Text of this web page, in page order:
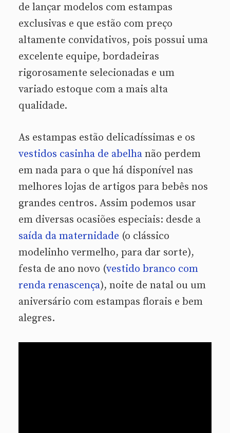
de lançar modelos com estampas
exclusivas e que estão com preço
altamente convidativos, pois possui uma
excelente equipe, bordadeiras
rigorosamente selecionadas e um
variado estoque com a mais alta
qualidade.
As estampas estão delicadíssimas e os
vestidos casinha de abelha não perdem
em nada para o que há disponível nas
melhores lojas de artigos para bebês nos
grandes centros. Assim podemos usar
em diversas ocasiões especiais: desde a
saída da maternidade (o clássico
modelinho vermelho, para dar sorte),
festa de ano novo (vestido branco com
renda renascença), noite de natal ou um
aniversário com estampas florais e bem
alegres.